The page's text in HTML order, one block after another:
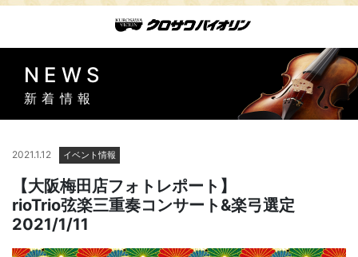
NEWS
新着情報
2021.1.12 イベント情報
【大阪梅田店フォトレポート】
rioTrio弦楽三重奏コンサート&楽弓選定
2021/1/11